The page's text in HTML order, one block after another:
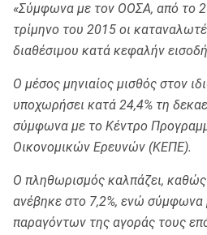
«Σύμφωνα με τον ΟΟΣΑ, από το
τρίμηνο του 2015 οι
διαθέσιμου κατά κεφαλήν
Ο μέσος μηνιαίος μισθός στον
υποχωρήσει κατά 24,4% τη
σύμφωνα με το Κέντρο
Οικονομικών Ερευνών (ΚΕΠΕ).
Ο πληθωρισμός καλπάζει,
ανέβηκε στο 7,2%, ενώ σύμφωνα
παραγόντων της αγοράς τους